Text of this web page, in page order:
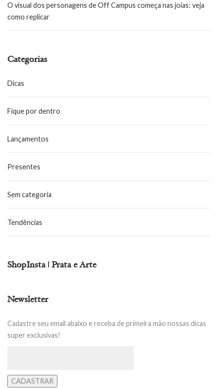
O visual dos personagens de Off Campus começa nas joias: veja
como replicar
Categorias
Dicas
Fique por dentro
Lançamentos
Presentes
Sem categoria
Tendências
ShopInsta | Prata e Arte
Newsletter
Cadastre seu email abaixo e receba de primeira mão nossas dicas
super exclusivas!